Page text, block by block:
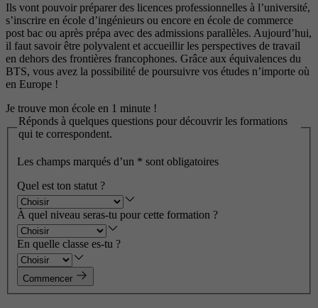
Ils vont pouvoir préparer des licences professionnelles à l’université,
s’inscrire en école d’ingénieurs ou encore en école de commerce
post bac ou après prépa avec des admissions parallèles. Aujourd’hui,
il faut savoir être polyvalent et accueillir les perspectives de travail
en dehors des frontières francophones. Grâce aux équivalences du
BTS, vous avez la possibilité de poursuivre vos études n’importe où
en Europe !
Je trouve mon école en 1 minute !
Réponds à quelques questions pour découvrir les formations
qui te correspondent.
Les champs marqués d’un * sont obligatoires
Quel est ton statut ?
À quel niveau seras-tu pour cette formation ?
En quelle classe es-tu ?
Commencer